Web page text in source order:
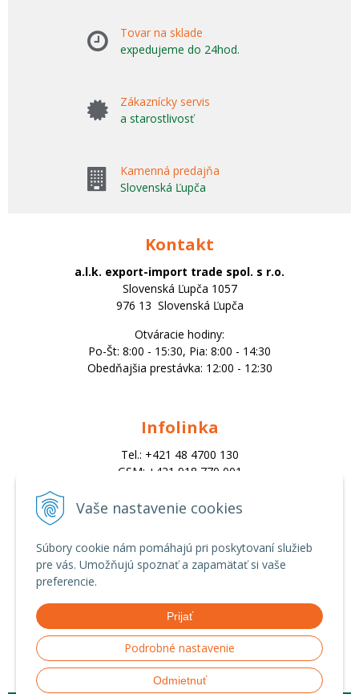
Vaše nastavenie cookies
Súbory cookie nám pomáhajú pri poskytovaní služieb
pre vás. Umožňujú spoznať a zapamätať si vaše
preferencie.
Prijať
Podrobné nastavenie
Odmietnuť
Tovar na sklade
expedujeme do 24hod.
Zákaznícky servis
a starostlivosť
Kamenná predajňa
Slovenská Ľupča
Kontakt
a.l.k. export-import trade spol. s r.o.
Slovenská Ľupča 1057
976 13 Slovenská Ľupča
Otváracie hodiny:
Po-Št: 8:00 - 15:30, Pia: 8:00 - 14:30
Obedňajšia prestávka: 12:00 - 12:30
Infolinka
Tel.: +421 48 4700 130
GSM: +421 918 770 001
trade@alk.sk
Obchodné podmienky
Ochrana osobných údajov
Možnosti platby a doprava
Reklamačný poriadok